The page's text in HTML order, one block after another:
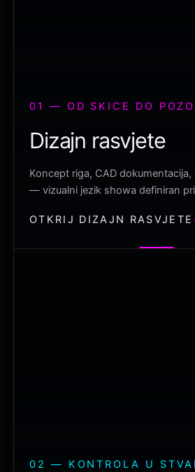
01 — OD SKICE DO
Dizajn rasvjete
Koncept riga, CAD dokumentacija,
— vizualni jezik showa definiran
OTKRIJ DIZAJN RASVJETE
02 — KONTROLA U